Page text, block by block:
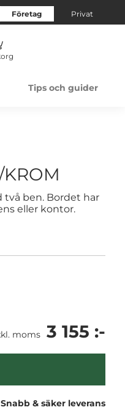
Företag Privat
Tips och guider
ben. Bordet har
eller kontor.
moms 3 155 :-
Snabb & säker leverans